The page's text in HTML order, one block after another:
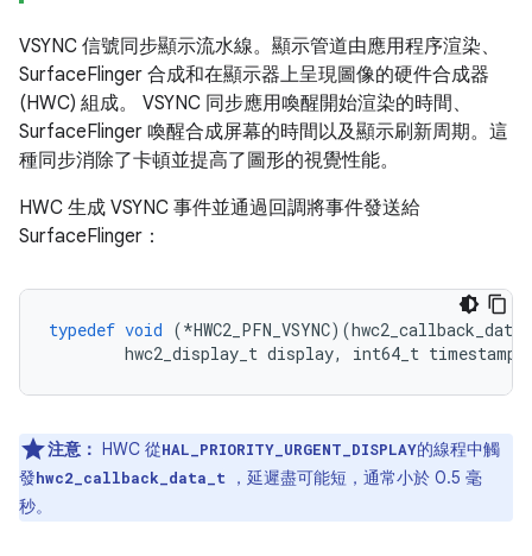
VSYNC 信號同步顯示流水線。顯示管道由應用程序渲染、
SurfaceFlinger 合成和在顯示器上呈現圖像的硬件合成器
(HWC) 組成。 VSYNC 同步應用喚醒開始渲染的時間、
SurfaceFlinger 喚醒合成屏幕的時間以及顯示刷新周期。這
種同步消除了卡頓並提高了圖形的視覺性能。
HWC 生成 VSYNC 事件並通過回調將事件發送給
SurfaceFlinger：
typedef void (*HWC2_PFN_VSYNC)(
hwc2_display_t display, int64_t timestamp
注意： HWC 從HAL_PRIORITY_URGENT_DISPLAY的線程中觸
發hwc2_callback_data_t
，延遲盡可能短，通常小於 0.5 毫
秒。